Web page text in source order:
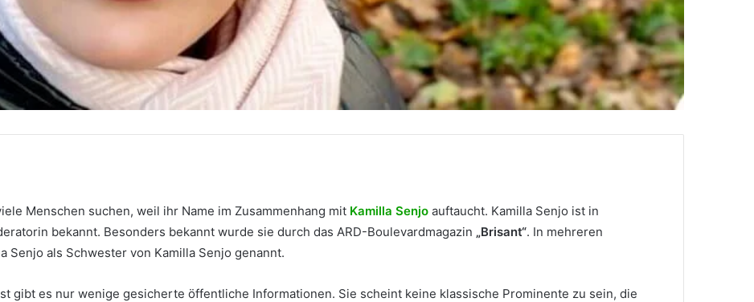
Menschen suchen, weil ihr Name im Zusammenhang mit Kamilla Senjo auftaucht. Kamilla Senjo ist in
bekannt. Besonders bekannt wurde sie durch das ARD-Boulevardmagazin „Brisant“. In mehreren
als Schwester von Kamilla Senjo genannt.
gibt es nur wenige gesicherte öffentliche Informationen. Sie scheint keine klassische Prominente zu sein, die